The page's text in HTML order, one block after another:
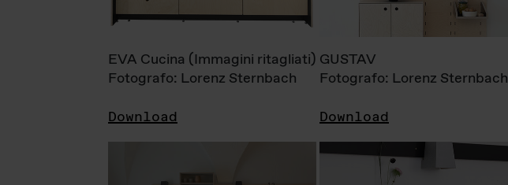
EVA Cucina (Immagini ritagliati)
Fotografo: Lorenz Sternbach
Download
GUSTAV
Fotografo: Lorenz Sternbach
Download